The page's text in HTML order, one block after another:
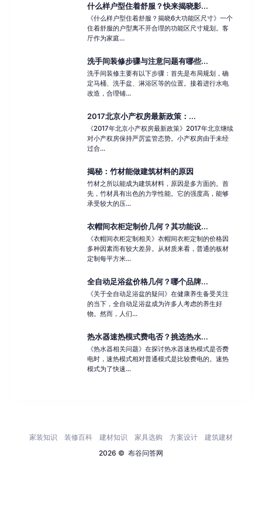
什么样户型住着舒服？快来揭晓影...
《什么样户型住着舒服？揭晓6大功能区尺寸》一个
住着舒服的户型离不开合理的功能区尺寸规划。客
厅作为家庭...
洗手间装修步骤与注意问题有哪些...
洗手间装修主要有以下步骤：首先是布局规划，确
定马桶、洗手盆、淋浴区等的位置。接着进行水电
改造，合理铺...
2017北京小产权房最新政策：...
《2017年北京小产权房最新政策》2017年北京继续
对小产权房保持严厉监管态势。小产权房由于未经
过合...
揭秘：竹材能做建筑材料的原因
竹材之所以能成为建筑材料，原因是多方面的。首
先，竹材具有出色的力学性能。它的强度高，能够
承受较大的压...
衣帽间衣柜定制价几何？其功能设...
《衣帽间衣柜定制相关》衣帽间衣柜定制的价格因
多种因素而有较大差异。从材质来看，普通的板材
定制每平方米...
全自动足浴盆价格几何？哪个品牌...
《关于全自动足浴盆的疑问》在健康养生备受关注
的当下，全自动足浴盆成为许多人考虑的养生好
物。然而，人们...
热水器速热模式费电否？挑选热水...
《热水器相关问题》在探讨热水器速热模式是否费
电时，速热模式相对普通模式是比较费电的。速热
模式为了快速...
2026 © 布谷问答网
家装知识 装修百科 建材知识 家具选购 方案设计 建筑建材